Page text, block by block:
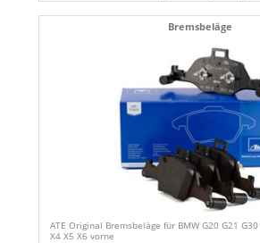
Bremsbeläge
ATE Original Bremsbeläge für BMW G20 G21
X4 X5 X6 vorne